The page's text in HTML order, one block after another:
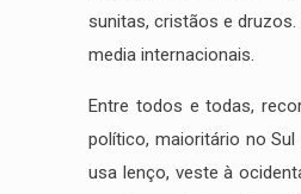
sunitas, cristãos e
media internacionais.
Entre todos e todas,
político, maioritário no
usa lenço, veste à